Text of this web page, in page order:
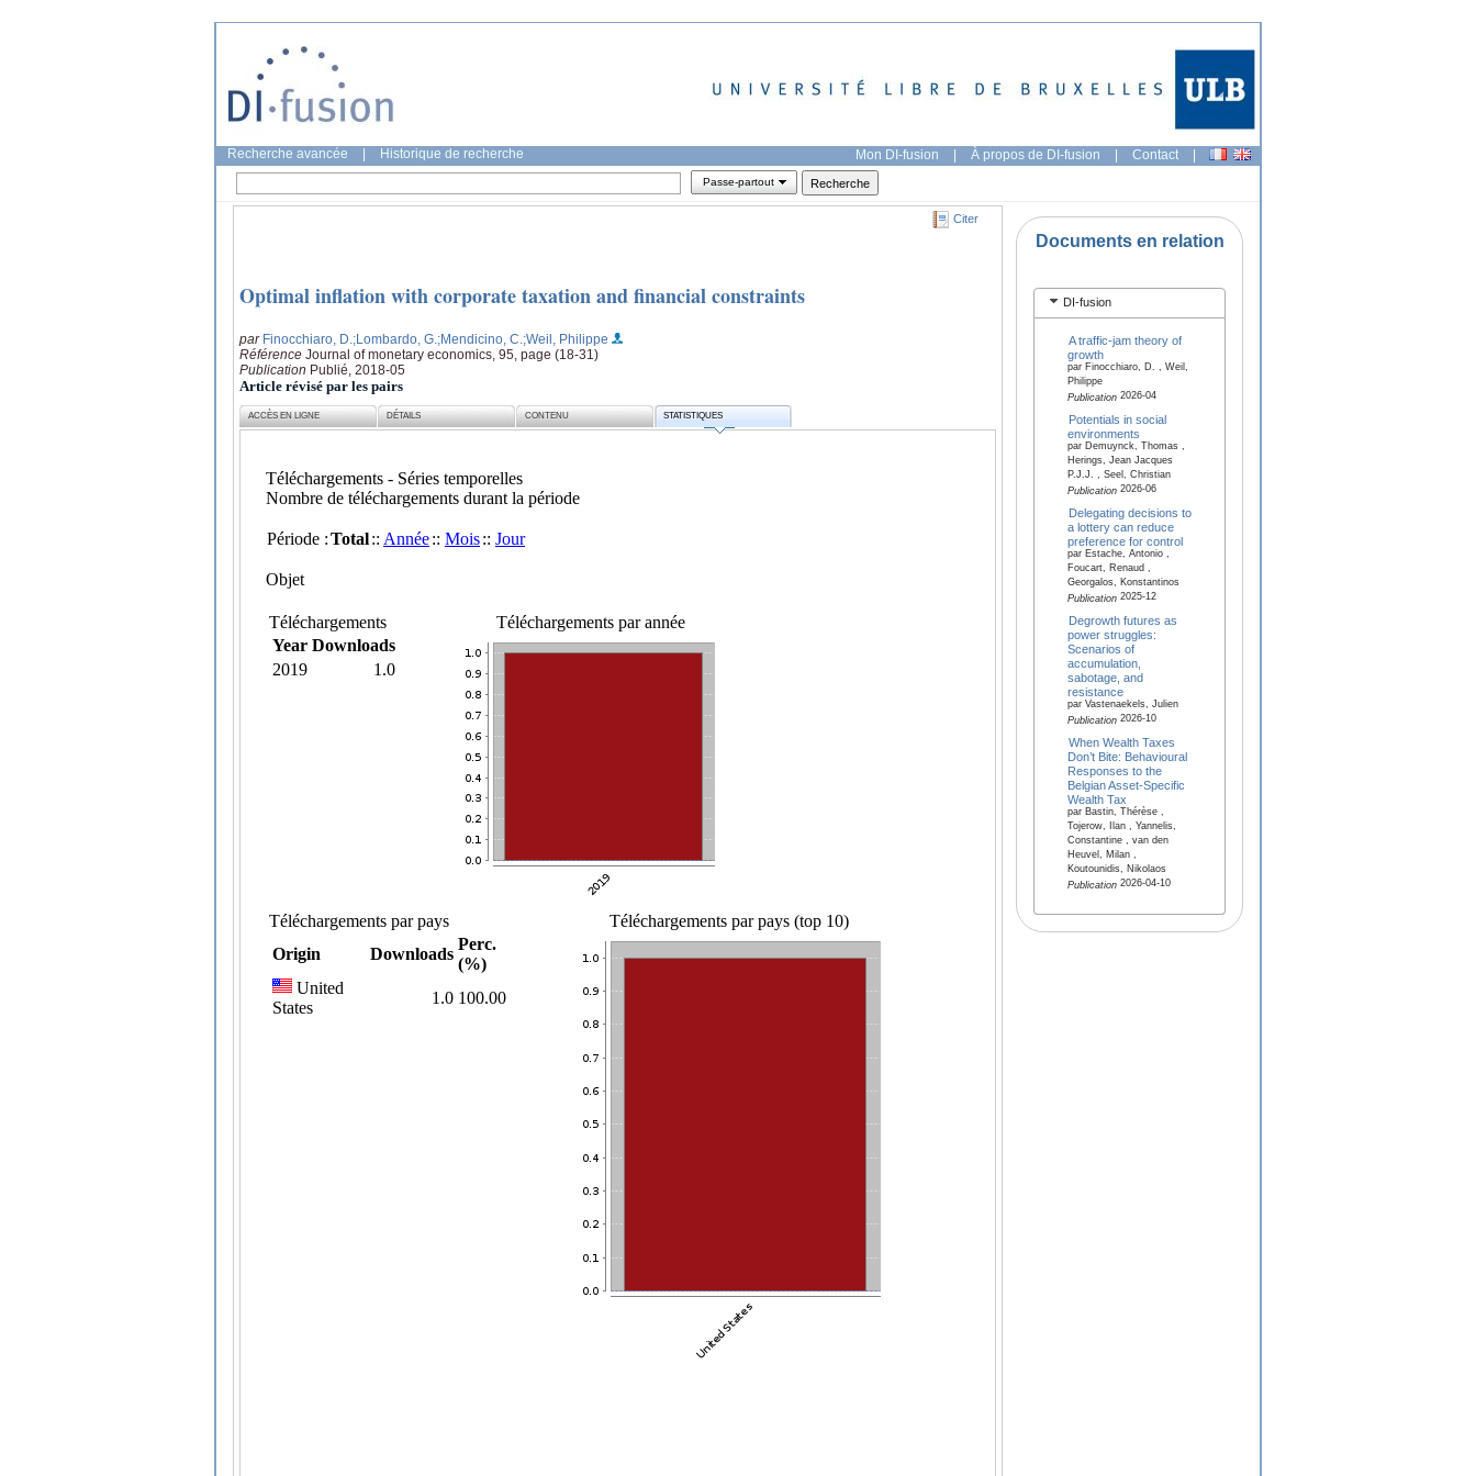
Recherche avancée Historique de recherche Mon DI-fusion | À propos de DI-fusion | Contact |
Passe-partout
Citer
Optimal inflation with corporate taxation and financial constraints
par Finocchiaro, D. ;Lombardo, G. ;Mendicino, C. ;Weil, Philippe
Référence Journal of monetary economics, 95, page (18-31)
Publication Publié, 2018-05
Article révisé par les pairs
ACCÈS EN LIGNE DÉTAILS CONTENU STATISTIQUES
Documents en relation
DI-fusion
A traffic-jam theory of
growth
par Finocchiaro, D. , Weil,
Philippe
Publication2026-04
Potentials in social
environments
par Demuynck, Thomas ,
Herings, Jean Jacques
P.J.J. , Seel, Christian
Publication2026-06
Delegating decisions to
a lottery can reduce
preference for control
par Estache, Antonio ,
Foucart, Renaud ,
Georgalos, Konstantinos
Publication2025-12
Degrowth futures as
power struggles:
Scenarios of
accumulation,
sabotage, and
resistance
par Vastenaekels, Julien
Publication2026-10
When Wealth Taxes
Don’t Bite: Behavioural
Responses to the
Belgian Asset-Specific
Wealth Tax
par Bastin, Thérèse ,
Tojerow, Ilan , Yannelis,
Constantine , van den
Heuvel, Milan ,
Koutounidis, Nikolaos
Publication2026-04-10